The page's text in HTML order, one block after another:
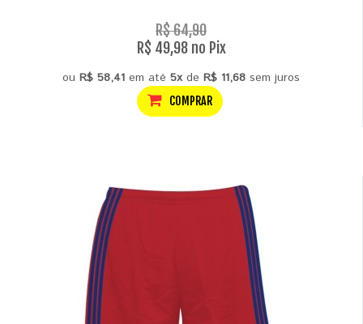
R$ 64,90
R$ 49,98 no Pix
ou R$ 58,41 em até 5xde R$ 11,68 sem juros
COMPRAR